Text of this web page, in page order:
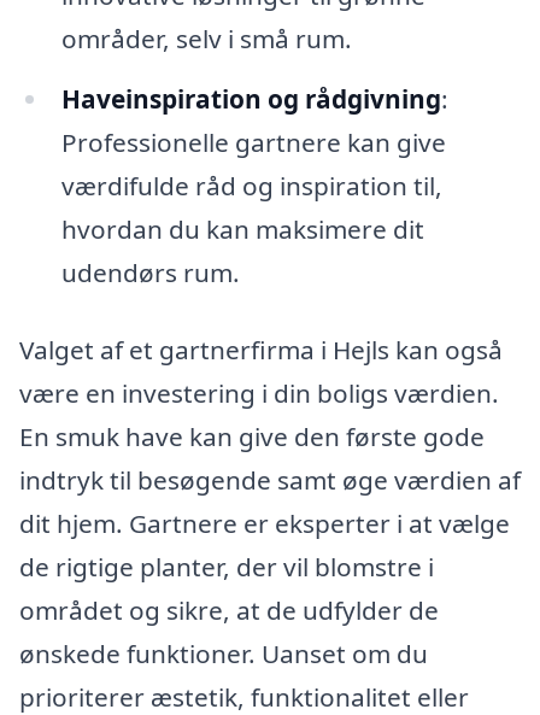
områder, selv i små rum.
Haveinspiration og rådgivning:
Professionelle gartnere kan give
værdifulde råd og inspiration til,
hvordan du kan maksimere dit
udendørs rum.
Valget af et gartnerfirma i Hejls kan også
være en investering i din boligs værdien.
En smuk have kan give den første gode
indtryk til besøgende samt øge værdien af
dit hjem. Gartnere er eksperter i at vælge
de rigtige planter, der vil blomstre i
området og sikre, at de udfylder de
ønskede funktioner. Uanset om du
prioriterer æstetik, funktionalitet eller